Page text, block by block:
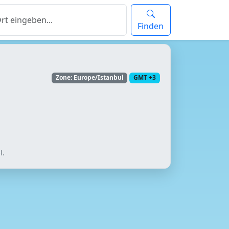
Finden
Zone: Europe/Istanbul GMT +3